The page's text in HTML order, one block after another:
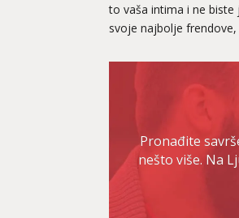
to vaša intima i ne
svoje najbolje
Pronađite
nešto više. Na